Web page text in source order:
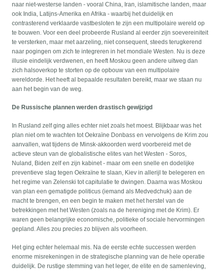
naar niet-westerse landen - vooral China, Iran, islamitische landen, maar
ook India, Latijns-Amerika en Afrika - waarbij het duidelijk en
contrasterend verklaarde vastbesloten te zijn een multipolaire wereld op
te bouwen. Voor een deel probeerde Rusland al eerder zijn soevereiniteit
te versterken, maar met aarzeling, niet consequent, steeds terugkerend
naar pogingen om zich te integreren in het mondiale Westen. Nu is deze
illusie eindelijk verdwenen, en heeft Moskou geen andere uitweg dan
zich halsoverkop te storten op de opbouw van een multipolaire
wereldorde. Het heeft al bepaalde resultaten bereikt, maar we staan nu
aan het begin van de weg.
De Russische plannen werden drastisch gewijzigd
In Rusland zelf ging alles echter niet zoals het moest. Blijkbaar was het
plan niet om te wachten tot Oekraïne Donbass en vervolgens de Krim zou
aanvallen, wat tijdens de Minsk-akkoorden werd voorbereid met de
actieve steun van de globalistische elites van het Westen - Soros,
Nuland, Biden zelf en zijn kabinet - maar om een snelle en dodelijke
preventieve slag tegen Oekraïne te slaan, Kiev in allerijl te belegeren en
het regime van Zelenski tot capitulatie te dwingen. Daarna was Moskou
van plan een gematigde politicus (iemand als Medvedchuk) aan de
macht te brengen, en een begin te maken met het herstel van de
betrekkingen met het Westen (zoals na de hereniging met de Krim). Er
waren geen belangrijke economische, politieke of sociale hervormingen
gepland. Alles zou precies zo blijven als voorheen.
Het ging echter helemaal mis. Na de eerste echte successen werden
enorme misrekeningen in de strategische planning van de hele operatie
duidelijk. De rustige stemming van het leger, de elite en de samenleving,